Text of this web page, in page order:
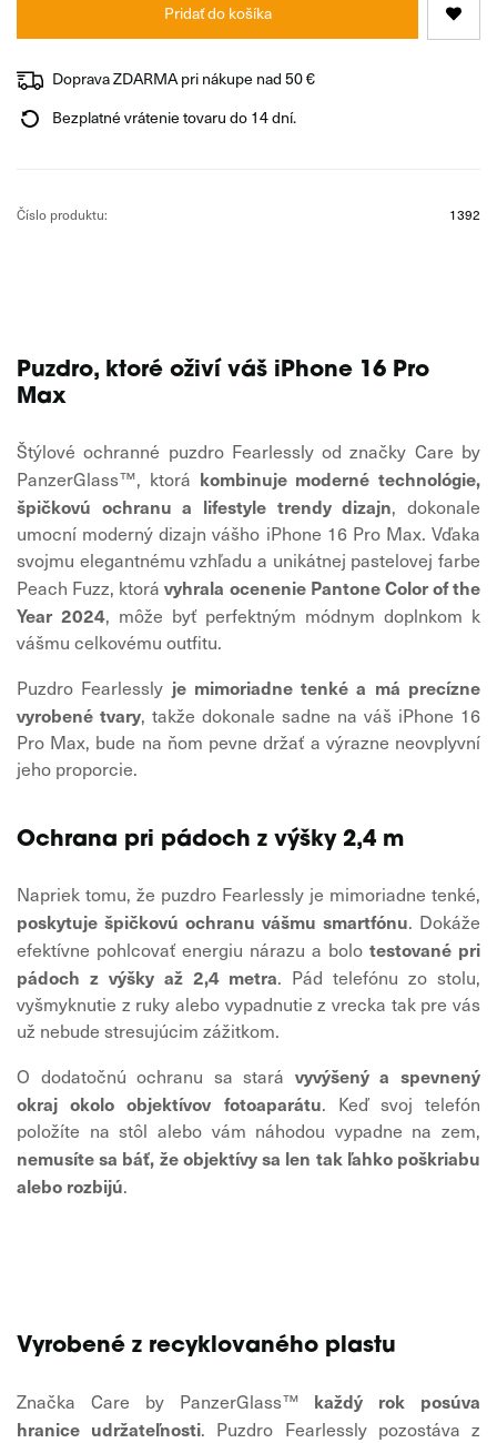
Pridať do košíka
Doprava ZDARMA pri nákupe nad 50 €
Bezplatné vrátenie tovaru do 14 dní.
Číslo produktu: 1392
Puzdro, ktoré oživí váš iPhone 16 Pro
Max
Štýlové ochranné puzdro Fearlessly od značky Care by
PanzerGlass™, ktorá kombinuje moderné technológie,
špičkovú ochranu a lifestyle trendy dizajn, dokonale
umocní moderný dizajn vášho iPhone 16 Pro Max. Vďaka
svojmu elegantnému vzhľadu a unikátnej pastelovej farbe
Peach Fuzz, ktorávyhrala ocenenie Pantone Color of the
Year 2024, môže byť perfektným módnym doplnkom k
vášmu celkovému outfitu.
Puzdro Fearlessly je mimoriadne tenké a má precízne
vyrobené tvary, takže dokonale sadne na váš iPhone 16
Pro Max, bude na ňom pevne držať a výrazne neovplyvní
jeho proporcie.
Ochrana pri pádoch z výšky 2,4 m
Napriek tomu, že puzdro Fearlessly je mimoriadne tenké,
poskytuje špičkovú ochranu vášmu smartfónu. Dokáže
efektívne pohlcovať energiu nárazu a bolo testované pri
pádoch z výšky až 2,4 metra. Pád telefónu zo stolu,
vyšmyknutie z ruky alebo vypadnutie z vrecka tak pre vás
už nebude stresujúcim zážitkom.
O dodatočnú ochranu sa stará vyvýšený a spevnený
okraj okolo objektívov fotoaparátu. Keď svoj telefón
položíte na stôl alebo vám náhodou vypadne na zem,
nemusíte sa báť, že objektívy sa len tak ľahko poškriabu
alebo rozbijú.
Vyrobené z recyklovaného plastu
Značka Care by PanzerGlass™ každý rok posúva
hranice udržateľnosti. Puzdro Fearlessly pozostáva z